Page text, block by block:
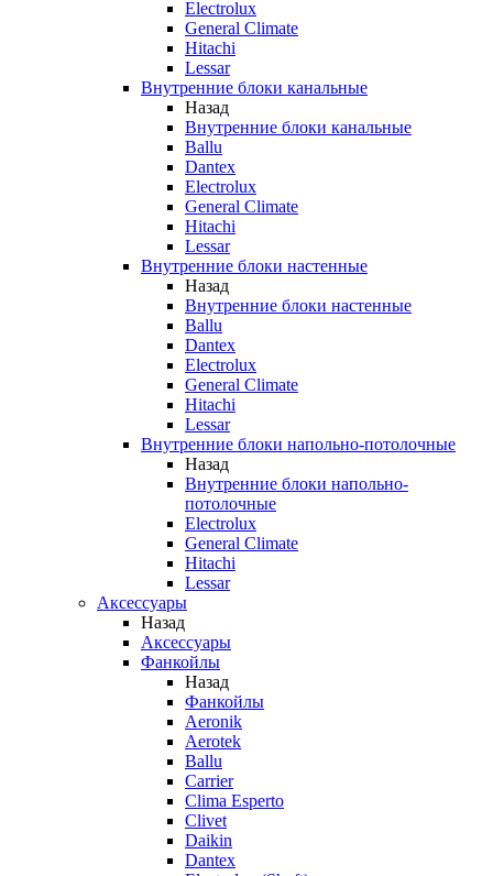
Electrolux
General Climate
Hitachi
Lessar
Внутренние блоки канальные
Назад
Внутренние блоки канальные
Ballu
Dantex
Electrolux
General Climate
Hitachi
Lessar
Внутренние блоки настенные
Назад
Внутренние блоки настенные
Ballu
Dantex
Electrolux
General Climate
Hitachi
Lessar
Внутренние блоки напольно-потолочные
Назад
Внутренние блоки напольно-
потолочные
Electrolux
General Climate
Hitachi
Lessar
Аксессуары
Назад
Аксессуары
Фанкойлы
Назад
Фанкойлы
Aeronik
Aerotek
Ballu
Carrier
Clima Esperto
Clivet
Daikin
Dantex